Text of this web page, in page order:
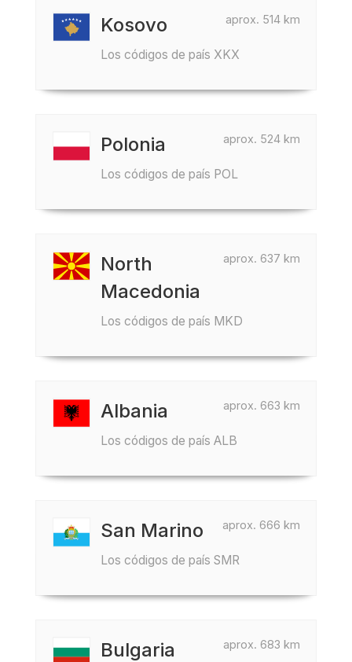
aprox. 514 km
Kosovo
Los códigos de país XKX
aprox. 524 km
Polonia
Los códigos de país POL
aprox. 637 km
North
Macedonia
Los códigos de país MKD
aprox. 663 km
Albania
Los códigos de país ALB
aprox. 666 km
San Marino
Los códigos de país SMR
aprox. 683 km
Bulgaria